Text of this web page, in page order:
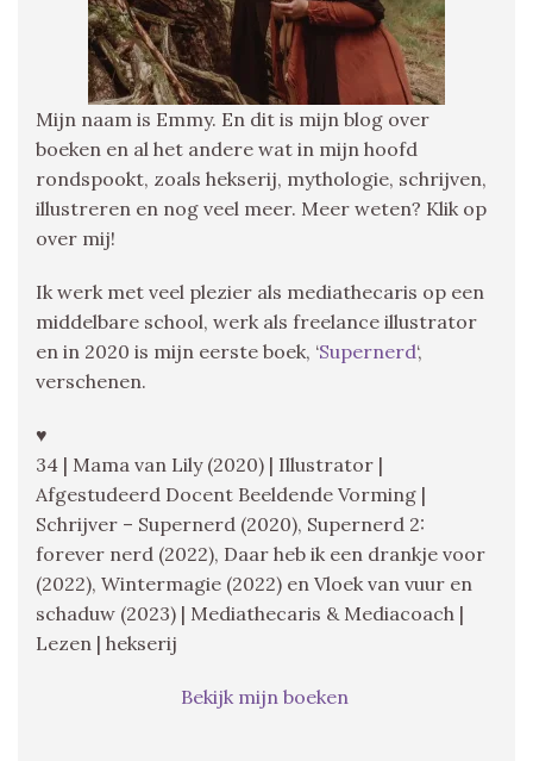
Mijn naam is Emmy. En dit is mijn blog over
boeken en al het andere wat in mijn hoofd
rondspookt, zoals hekserij, mythologie, schrijven,
illustreren en nog veel meer. Meer weten? Klik op
over mij!
Ik werk met veel plezier als mediathecaris op een
middelbare school, werk als freelance illustrator
en in 2020 is mijn eerste boek, ‘Supernerd‘,
verschenen.
♥
34 | Mama van Lily (2020) | Illustrator |
Afgestudeerd Docent Beeldende Vorming |
Schrijver – Supernerd (2020), Supernerd 2:
forever nerd (2022), Daar heb ik een drankje voor
(2022), Wintermagie (2022) en Vloek van vuur en
schaduw (2023) | Mediathecaris & Mediacoach |
Lezen | hekserij
Bekijk mijn boeken